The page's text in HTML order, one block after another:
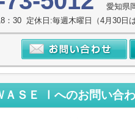
愛知県
：30 定休日:毎週木曜日（4月30日
ＡＳＥ Ⅰ へのお問い合